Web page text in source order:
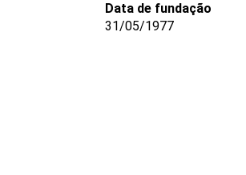
Data de fundação
31/05/1977